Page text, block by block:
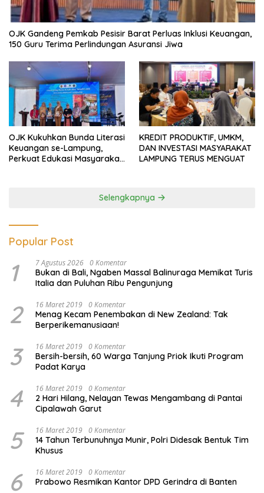
OJK Gandeng Pemkab Pesisir Barat Perluas Inklusi Keuangan,
150 Guru Terima Perlindungan Asuransi Jiwa
OJK Kukuhkan Bunda Literasi
Keuangan se-Lampung,
Perkuat Edukasi Masyarakat
KREDIT PRODUKTIF, UMKM,
DAN INVESTASI MASYARAKAT
LAMPUNG TERUS MENGUAT
Selengkapnya
Popular Post
1 7 Agustus 2026 0 Komentar
Bukan di Bali, Ngaben Massal Balinuraga Memikat Turis
Italia dan Puluhan Ribu Pengunjung
2 16 Maret 2019 0 Komentar
Menag Kecam Penembakan di New Zealand: Tak
Berperikemanusiaan!
3 16 Maret 2019 0 Komentar
Bersih-bersih, 60 Warga Tanjung Priok Ikuti Program
Padat Karya
4 16 Maret 2019 0 Komentar
2 Hari Hilang, Nelayan Tewas Mengambang di Pantai
Cipalawah Garut
5 16 Maret 2019 0 Komentar
14 Tahun Terbunuhnya Munir, Polri Didesak Bentuk Tim
Khusus
6 16 Maret 2019 0 Komentar
Prabowo Resmikan Kantor DPD Gerindra di Banten